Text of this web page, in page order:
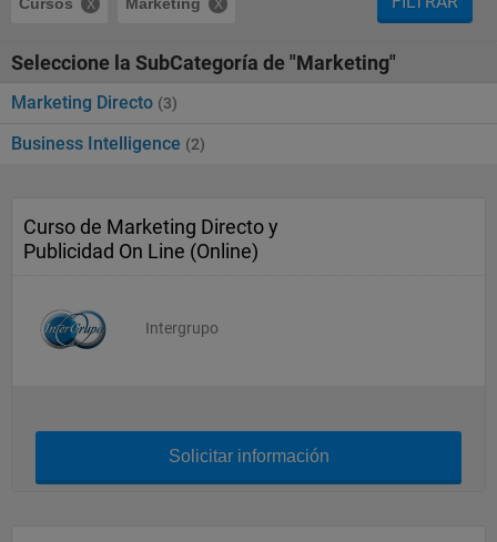
Seleccione la SubCategoría de "Marketing"
Marketing Directo (3)
Business Intelligence (2)
Curso de Marketing Directo y
Publicidad On Line (Online)
Intergrupo
Solicitar información